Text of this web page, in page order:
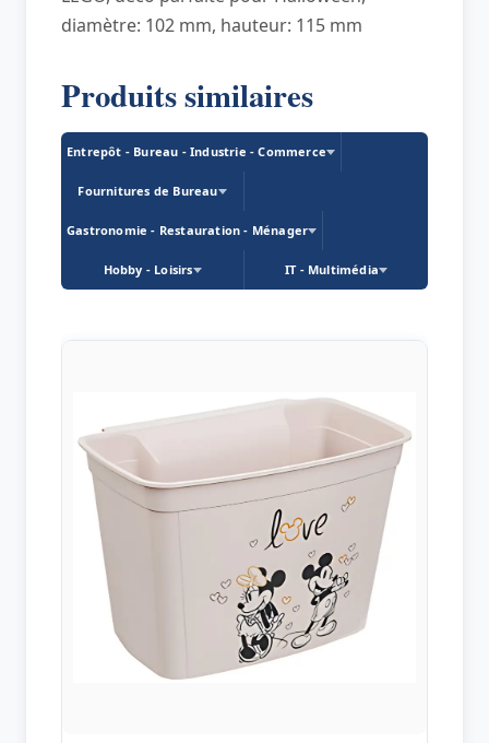
diamètre: 102 mm, hauteur: 115 mm
Produits similaires
Entrepôt - Bureau - Industrie - Commerce
Fournitures de Bureau
Gastronomie - Restauration - Ménager
Hobby - Loisirs IT - Multimédia